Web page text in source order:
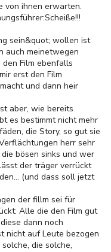
von ihnen erwarten.
sein&quot; wollen ist
auch meinetwegen
Film ebenfalls
erst den Film
und dann heir
aber, wie bereits
es bestimmt nicht mehr
die Story, so gut sie
herr sehr
bösen sinks und wer
der träger verrückt
(und dass soll jetzt
der fillm sei für
Alle die den Film gut
dann noch
nicht auf Leute bezogen
die solche,